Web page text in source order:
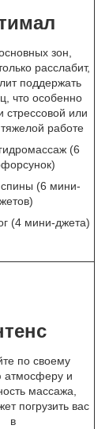
зон,
расслабит,
поддержать
что особенно
стрессовой или
работе
(6
(6 мини-
(4 мини-джета)
по своему
атмосферу и
массажа,
погрузить вас
в